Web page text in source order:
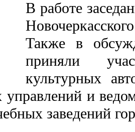
В работе
Также в
приняли
культурных
и
заведений